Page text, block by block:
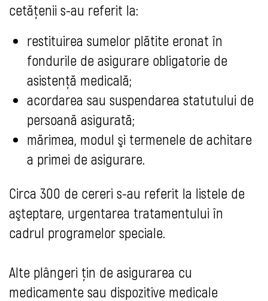
cetățenii s-au referit la:
restituirea sumelor plătite eronat în
fondurile de asigurare obligatorie de
asistență medicală;
acordarea sau suspendarea statutului de
persoană asigurată;
mărimea, modul şi termenele de achitare
a primei de asigurare.
Circa 300 de cereri s-au referit la listele de
aşteptare, urgentarea tratamentului în
cadrul programelor speciale.
Alte plângeri țin de asigurarea cu
medicamente sau dispozitive medicale